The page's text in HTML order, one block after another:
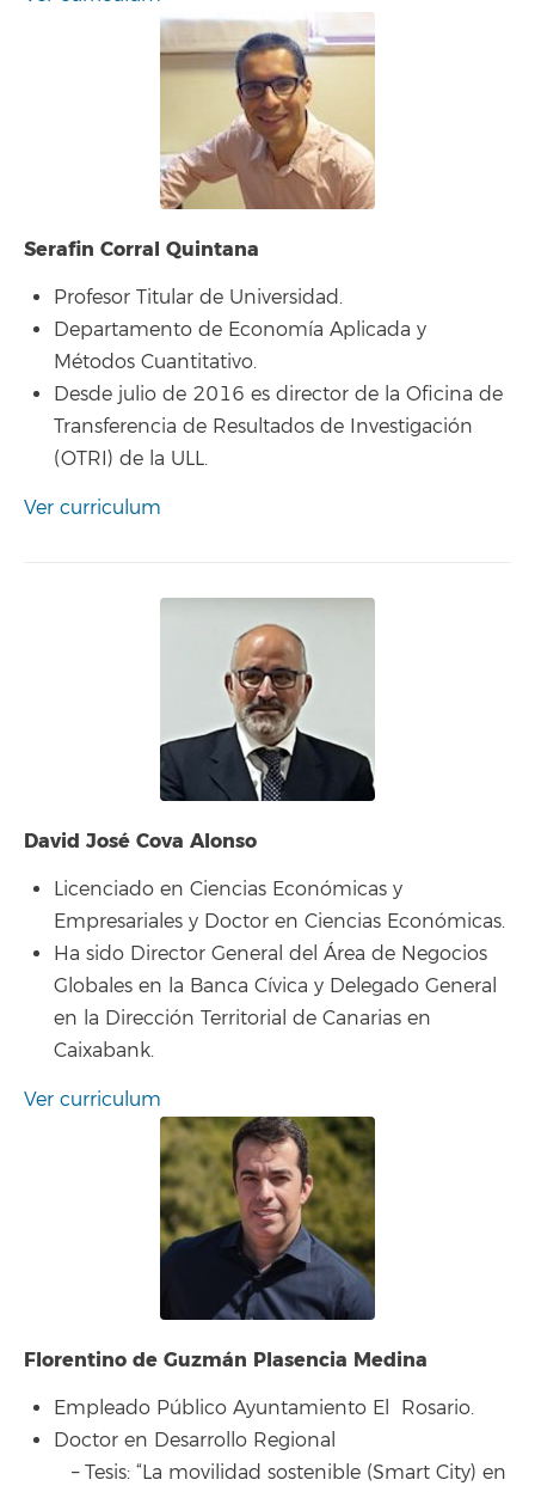
Serafin Corral Quintana
Profesor Titular de Universidad.
Departamento de Economía Aplicada y
Métodos Cuantitativo.
Desde julio de 2016 es director de la Oficina de
Transferencia de Resultados de Investigación
(OTRI) de la ULL.
Ver curriculum
David José Cova Alonso
Licenciado en Ciencias Económicas y
Empresariales y Doctor en Ciencias Económicas.
Ha sido Director General del Área de Negocios
Globales en la Banca Cívica y Delegado General
en la Dirección Territorial de Canarias en
Caixabank.
Ver curriculum
Florentino de Guzmán Plasencia Medina
Empleado Público Ayuntamiento El Rosario.
Doctor en Desarrollo Regional
– Tesis: “La movilidad sostenible (Smart City) en